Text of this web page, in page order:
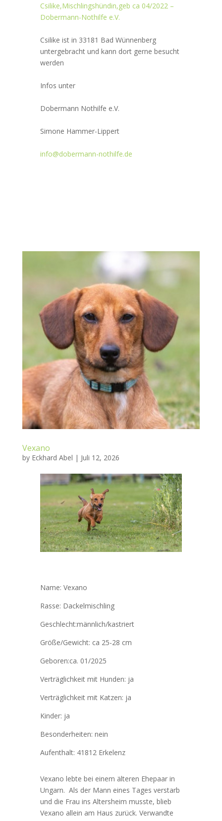
Csilike,Mischlingshündin,geb ca 04/2022 –
Dobermann-Nothilfe e.V.
Csilike ist in 33181 Bad Wünnenberg
untergebracht und kann dort gerne besucht
werden
Infos unter
Dobermann Nothilfe e.V.
Simone Hammer-Lippert
info@dobermann-nothilfe.de
Vexano
by Eckhard Abel | Juli 12, 2026
Name: Vexano
Rasse: Dackelmischling
Geschlecht:männlich/kastriert
Größe/Gewicht: ca 25-28 cm
Geboren:ca. 01/2025
Verträglichkeit mit Hunden: ja
Verträglichkeit mit Katzen: ja
Kinder: ja
Besonderheiten: nein
Aufenthalt: 41812 Erkelenz
Vexano lebte bei einem älteren Ehepaar in
Ungarn. Als der Mann eines Tages verstarb
und die Frau ins Altersheim musste, blieb
Vexano allein am Haus zurück. Verwandte